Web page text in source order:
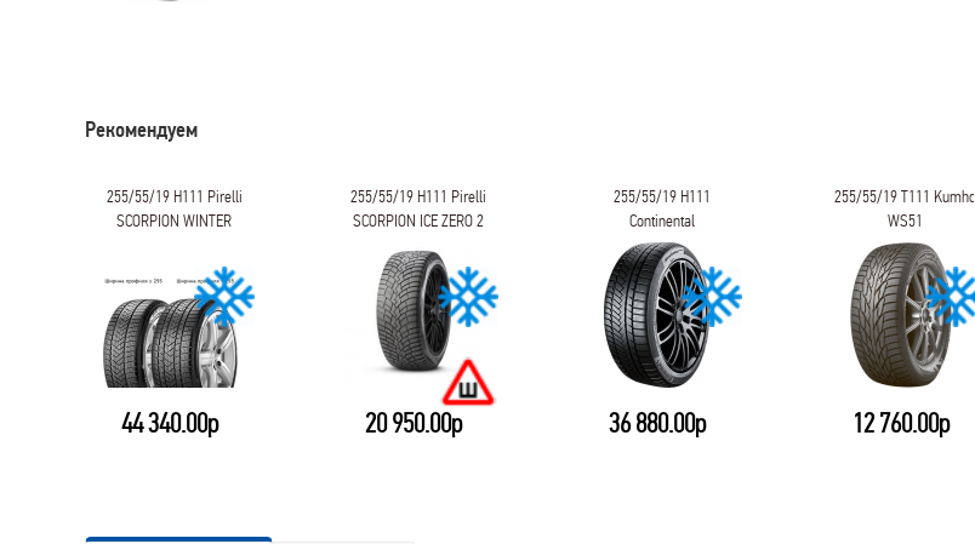
Рекомендуем
255/55/19 H111 Pirelli
SCORPION WINTER
44 340.00р
255/55/19 H111 Pirelli
SCORPION ICE ZERO 2
20 950.00р
255/55/19 H111
Continental
WinterContact TS 850 P
36 880.00р
255/55/19 T111 Kumho
WS51
12 760.00р